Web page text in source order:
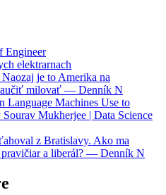
Engineer
elektrarnach
je to Amerika na
milovať — Denník N
Language Machines Use to
Mukherjee | Data Science
z Bratislavy. Ako ma
pravičiar a liberál? — Denník N